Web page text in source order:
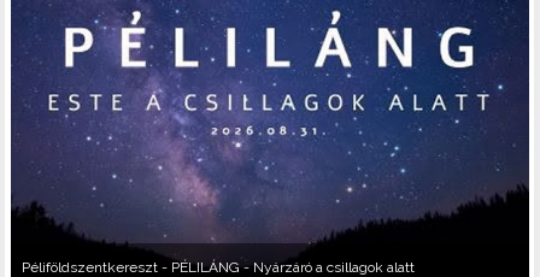
Péliföldszentkereszt - PÉLILÁNG - Nyárzáró a csillagok alatt